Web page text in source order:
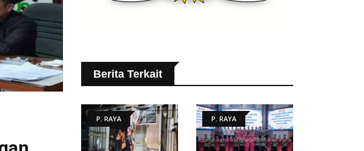
Berita Terkait
P. RAYA P. RAYA